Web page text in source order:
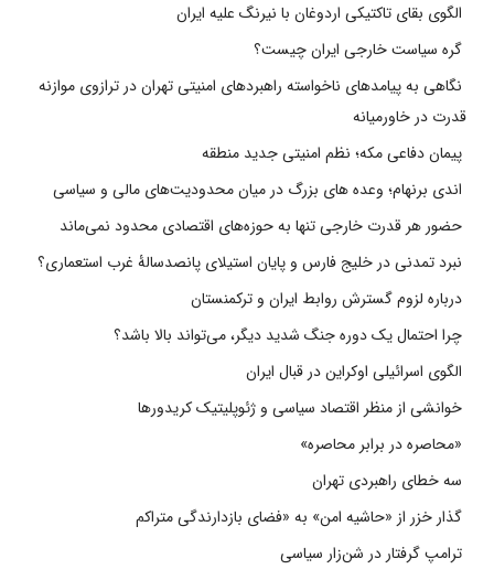
الگوی بقای تاکتیکی اردوغان با نیرنگ علیه ایران
گره سیاست خارجی ایران چیست؟
نگاهی به پیامدهای ناخواسته راهبردهای امنیتی تهران در ترازوی موازنه
قدرت در خاورمیانه
پیمان دفاعی مکه؛ نظم امنیتی جدید منطقه
اندی برنهام؛ وعده های بزرگ در میان محدودیت‌های مالی و سیاسی
حضور هر قدرت خارجی تنها به حوزه‌های اقتصادی محدود نمی‌ماند
نبرد تمدنی در خلیج فارس و پایان استیلای پانصدسالۀ غرب استعماری؟
درباره لزوم گسترش روابط ایران و ترکمنستان
چرا احتمال یک دوره جنگ شدید دیگر، می‌تواند بالا باشد؟
الگوی اسرائیلی اوکراین در قبال ایران
خوانشی از منظر اقتصاد سیاسی و ژئوپلیتیک کریدورها
«محاصره در برابر محاصره»
سه خطای راهبردی تهران
گذار خزر از «حاشیه امن» به «فضای بازدارندگی متراکم
ترامپ گرفتار در شن‌زار سیاسی